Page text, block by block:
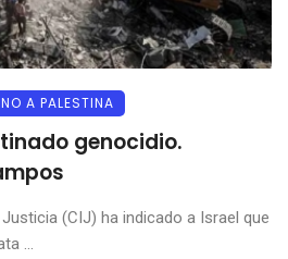
A PALESTINA
genocidio.
(CIJ) ha indicado a Israel que
...